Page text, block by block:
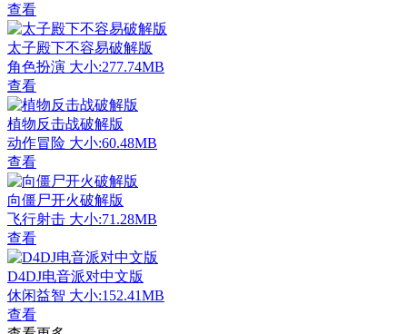
查看
太子殿下不容易破解版
角色扮演 大小:277.74MB
查看
植物反击战破解版
动作冒险 大小:60.48MB
查看
向僵尸开火破解版
飞行射击 大小:71.28MB
查看
D4DJ电音派对中文版
休闲益智 大小:152.41MB
查看